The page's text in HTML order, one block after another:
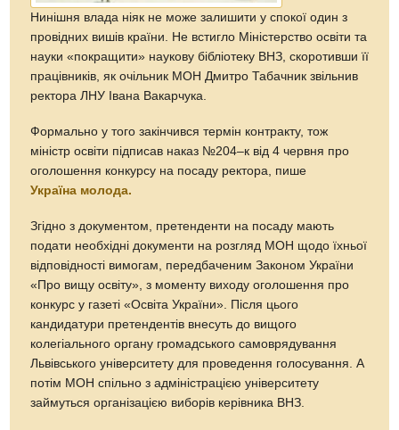
Нинішня влада ніяк не може залишити у спокої один з
провідних вишів країни. Не встигло Міністерство освіти та
науки «покращити» наукову бібліотеку ВНЗ, скоротивши її
працівників, як очільник МОН Дмитро Табачник звільнив
ректора ЛНУ Івана Вакарчука.
Формально у того закінчився термін контракту, тож
міністр освіти підписав наказ №204–к від 4 червня про
оголошення конкурсу на посаду ректора, пише
Україна молода.
Згідно з документом, претенденти на посаду мають
подати необхідні документи на розгляд МОН щодо їхньої
відповідності вимогам, передбаченим Законом України
«Про вищу освіту», з моменту виходу оголошення про
конкурс у газеті «Освіта України». Після цього
кандидатури претендентів внесуть до вищого
колегіального органу громадського самоврядування
Львівського університету для проведення голосування. А
потім МОН спільно з адміністрацією університету
займуться організацією виборів керівника ВНЗ.